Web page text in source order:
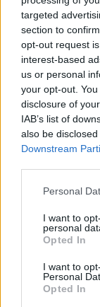
targeted
section to
opt-out request
interest-based
us or personal
your opt-out.
disclosure of
IAB’s list of
also be
Downstream
Please note that
not limited to
grant or deny
use your data
consent section.
Personal
I want to
personal
Opted In
I want to
Personal
Opted In
Ιωνία –
ΔΙΑΦΗΜΙΣΗ
Αυτές
του κόσμου!